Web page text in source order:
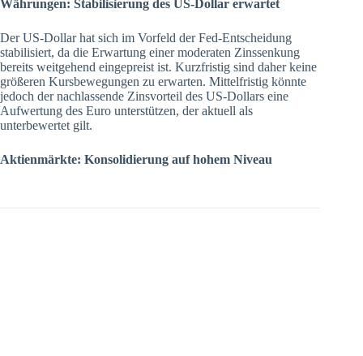
Währungen: Stabilisierung des US-Dollar erwartet
Der US-Dollar hat sich im Vorfeld der Fed-Entscheidung
stabilisiert, da die Erwartung einer moderaten Zinssenkung
bereits weitgehend eingepreist ist. Kurzfristig sind daher keine
größeren Kursbewegungen zu erwarten. Mittelfristig könnte
jedoch der nachlassende Zinsvorteil des US-Dollars eine
Aufwertung des Euro unterstützen, der aktuell als
unterbewertet gilt.
Aktienmärkte: Konsolidierung auf hohem Niveau